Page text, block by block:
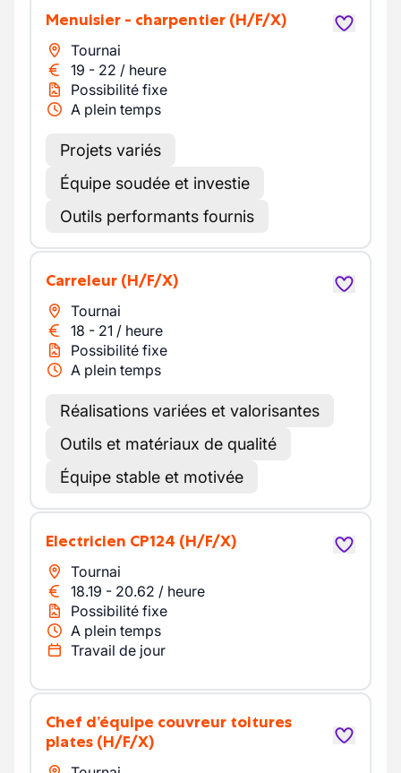
Menuisier - charpentier (H/F/X)
Tournai
19 - 22 / heure
Possibilité fixe
A plein temps
Projets variés
Équipe soudée et investie
Outils performants fournis
Carreleur (H/F/X)
Tournai
18 - 21 / heure
Possibilité fixe
A plein temps
Réalisations variées et valorisantes
Outils et matériaux de qualité
Équipe stable et motivée
Electricien CP124 (H/F/X)
Tournai
18.19 - 20.62 / heure
Possibilité fixe
A plein temps
Travail de jour
Chef d’équipe couvreur toitures
plates (H/F/X)